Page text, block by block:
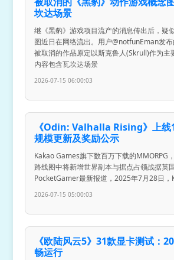
坎达场景
继《黑豹》游戏项目流产的消息传出后，疑
图近日在网络流出。用户@notfunEman发
被取消的作品原定以斯克鲁人(Skrull)作为主
内容包含瓦坎达场景
2026-07-15 06:00:03
《Odin: Valhalla Rising》上线
规模更新及奖励公示
Kakao Games旗下数百万下载的MMORPG
路线图中将新增世界副本与据点占领战据英
PocketGamer最新报道，2025年7月28日，
2026-07-15 05:00:03
《欧陆风云5》31款显卡测试：
畅运行